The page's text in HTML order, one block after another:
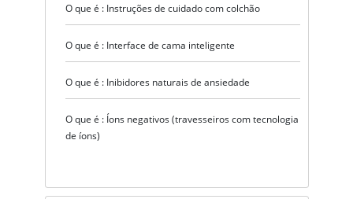
O que é : Instruções de cuidado com colchão
O que é : Interface de cama inteligente
O que é : Inibidores naturais de ansiedade
O que é : Íons negativos (travesseiros com tecnologia
de íons)